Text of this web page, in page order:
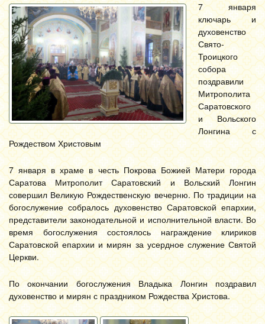
7 января
ключарь и
духовенство
Свято-
Троицкого
собора
поздравили
Митрополита
Саратовского
и Вольского
Лонгина с
Рождеством Христовым
7 января в храме в честь Покрова Божией Матери города
Саратова Митрополит Саратовский и Вольский Лонгин
совершил Великую Рождественскую вечерню. По традиции на
богослужение собралось духовенство Саратовской епархии,
представители законодательной и исполнительной власти. Во
время богослужения состоялось награждение клириков
Саратовской епархии и мирян за усердное служение Святой
Церкви.
По окончании богослужения Владыка Лонгин поздравил
духовенство и мирян с праздником Рождества Христова.